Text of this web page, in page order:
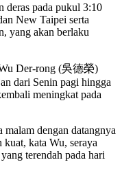
deras pada pukul 3:10
New Taipei serta
yang akan berlaku
Der-rong (吳德榮)
dari Senin pagi hingga
meningkat pada
dengan datangnya
kata Wu, seraya
terendah pada hari